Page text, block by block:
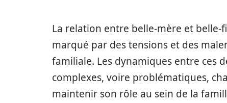
La relation entre belle-mère et
marqué par des tensions et des
familiale. Les dynamiques entre ces
complexes, voire problématiques,
maintenir son rôle au sein de la